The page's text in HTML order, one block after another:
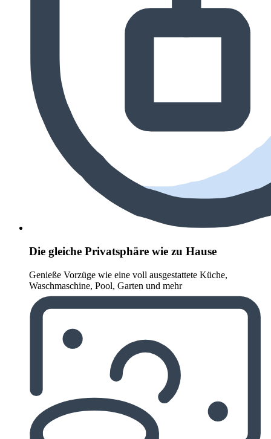
Die gleiche Privatsphäre wie zu Hause
Genieße Vorzüge wie eine voll ausgestattete Küche,
Waschmaschine, Pool, Garten und mehr